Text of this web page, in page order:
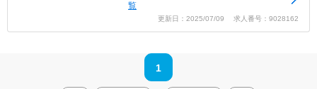
覧
更新日：2025/07/09 求人番号：9028162
1